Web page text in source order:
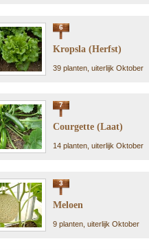
6
Kropsla (Herfst)
39 planten, uiterlijk Oktober
7
Courgette (Laat)
14 planten, uiterlijk Oktober
3
Meloen
9 planten, uiterlijk Oktober